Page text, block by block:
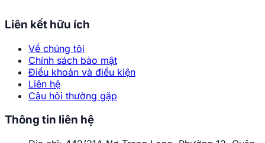
Liên kết hữu ích
Về chúng tôi
Chính sách bảo mật
Điều khoản và điều kiện
Liên hệ
Câu hỏi thường gặp
Thông tin liên hệ